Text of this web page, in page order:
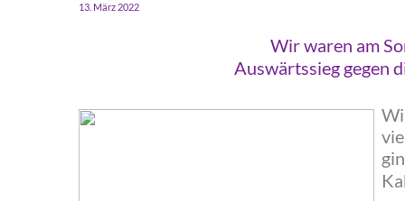
‍13. März 2022
‍Wir waren am
‍Auswärtssieg gegen